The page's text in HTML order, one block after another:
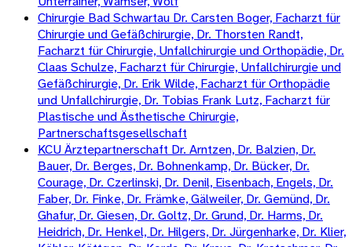
Chirurgie Bad Schwartau Dr. Carsten Boger, Facharzt für
Chirurgie und Gefäßchirurgie, Dr. Thorsten Randt,
Facharzt für Chirurgie, Unfallchirurgie und Orthopädie, Dr.
Claas Schulze, Facharzt für Chirurgie, Unfallchirurgie und
Gefäßchirurgie, Dr. Erik Wilde, Facharzt für Orthopädie
und Unfallchirurgie, Dr. Tobias Frank Lutz, Facharzt für
Plastische und Ästhetische Chirurgie,
Partnerschaftsgesellschaft
KCU Ärztepartnerschaft Dr. Arntzen, Dr. Balzien, Dr.
Bauer, Dr. Berges, Dr. Bohnenkamp, Dr. Bücker, Dr.
Courage, Dr. Czerlinski, Dr. Denil, Eisenbach, Engels, Dr.
Faber, Dr. Finke, Dr. Främke, Gälweiler, Dr. Gemünd, Dr.
Ghafur, Dr. Giesen, Dr. Goltz, Dr. Grund, Dr. Harms, Dr.
Heidrich, Dr. Henkel, Dr. Hilgers, Dr. Jürgenharke, Dr. Klier,